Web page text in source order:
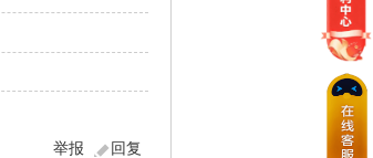
回复
举报